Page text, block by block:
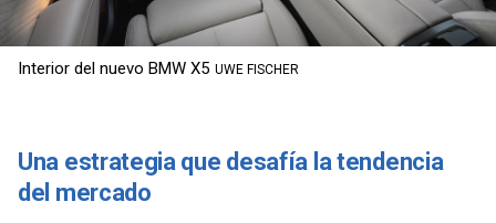
Interior del nuevo BMW X5 UWE FISCHER
Una estrategia que desafía la tendencia
del mercado